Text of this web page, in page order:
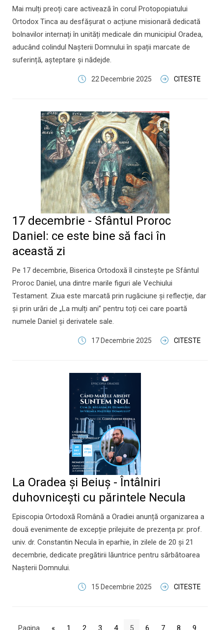
Mai mulți preoți care activează în corul Protopopiatului
Ortodox Tinca au desfășurat o acțiune misionară dedicată
bolnavilor internați în unități medicale din municipiul Oradea,
aducând colindul Nașterii Domnului în spații marcate de
suferință, așteptare și nădejde.
22 Decembrie 2025 CITESTE
17 decembrie - Sfântul Proroc
Daniel: ce este bine să faci în
această zi
Pe 17 decembrie, Biserica Ortodoxă îl cinstește pe Sfântul
Proroc Daniel, una dintre marile figuri ale Vechiului
Testament. Ziua este marcată prin rugăciune și reflecție, dar
și prin urări de „La mulți ani” pentru toți cei care poartă
numele Daniel și derivatele sale.
17 Decembrie 2025 CITESTE
La Oradea și Beiuș - Întâlniri
duhovnicești cu părintele Necula
Episcopia Ortodoxă Română a Oradiei anunță organizarea a
două evenimente de excepție prilejuite de prezența pr. prof.
univ. dr. Constantin Necula în eparhie, în zilele de 20 și 21
decembrie, dedicate pregătirii lăuntrice pentru sărbătoarea
Nașterii Domnului.
15 Decembrie 2025 CITESTE
Pagina « 1 2 3 4 5 6 7 8 9